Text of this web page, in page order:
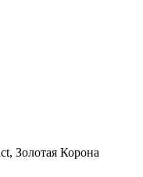
Золотая Корона